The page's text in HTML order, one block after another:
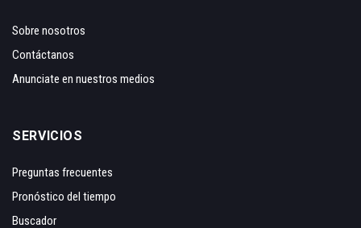
Sobre nosotros
Contáctanos
Anunciate en nuestros medios
SERVICIOS
Preguntas frecuentes
Pronóstico del tiempo
Buscador